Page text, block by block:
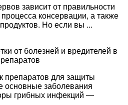
зависит от правильности
консервации, а также
Но если вы ...
от болезней и вредителей в
препаратов для защиты
основные заболевания
грибных инфекций —